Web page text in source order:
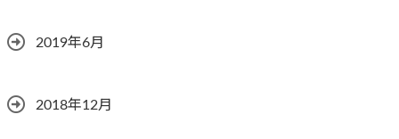
2019年6月
2018年12月